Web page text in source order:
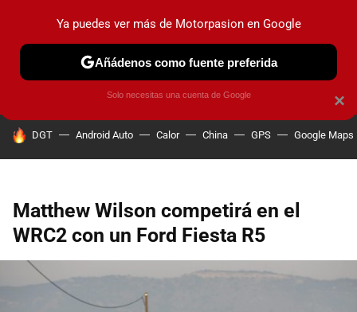
PRUEBAS COCHES ELÉCTRICOS OBSERVATORIO
HOY SE HABLA DE
DGT Android Auto Calor China GPS Google Maps
Matthew Wilson competirá en el
WRC2 con un Ford Fiesta R5
×
Ya puedes ver más de Motorpasion en Google
Añádenos como fuente preferida
Solo necesitas una cuenta de Google